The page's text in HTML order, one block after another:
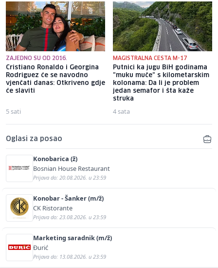
ZAJEDNO SU OD 2016.
Cristiano Ronaldo i Georgina
Rodriguez će se navodno
vjenčati danas: Otkriveno gdje
će slaviti
5 sati
MAGISTRALNA CESTA M-17
Putnici ka jugu BiH godinama
"muku muče" s kilometarskim
kolonama: Da li je problem
jedan semafor i šta kaže
struka
4 sata
Oglasi za posao
Konobarica (ž)
Bosnian House Restaurant
Prijava do: 20.08.2026. u 23:59
Konobar - Šanker (m/ž)
CK Ristorante
Prijava do: 23.08.2026. u 23:59
Marketing saradnik (m/ž)
Đurić
Prijava do: 13.08.2026. u 23:59